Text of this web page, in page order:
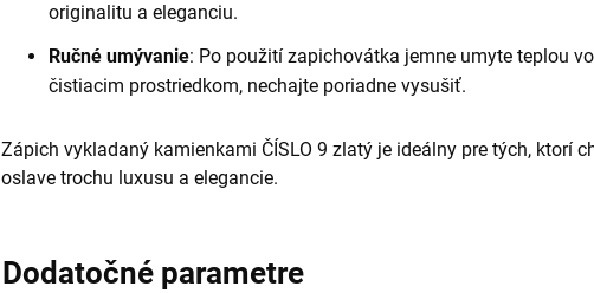
originalitu a eleganciu.
Ručné umývanie: Po použití zapichovátka jemne umyte teplou
čistiacim prostriedkom, nechajte poriadne vysušiť.
Zápich vykladaný kamienkami ČÍSLO 9 zlatý je ideálny pre tých, ktorí
oslave trochu luxusu a elegancie.
Dodatočné parametre